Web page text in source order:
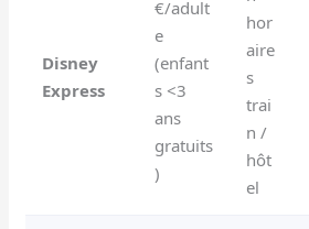
Disney
Express
€/adult
e
(enfant
s <3
ans
gratuits
)
hor
aire
s
trai
n /
hôt
el